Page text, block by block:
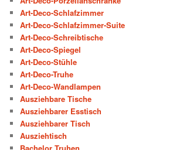
Art-Deco-Schlafzimmer
Art-Deco-Schlafzimmer-Suite
Art-Deco-Schreibtische
Art-Deco-Spiegel
Art-Deco-Stühle
Art-Deco-Truhe
Art-Deco-Wandlampen
Ausziehbare Tische
Ausziehbarer Esstisch
Ausziehbarer Tisch
Ausziehtisch
Bachelor Truhen